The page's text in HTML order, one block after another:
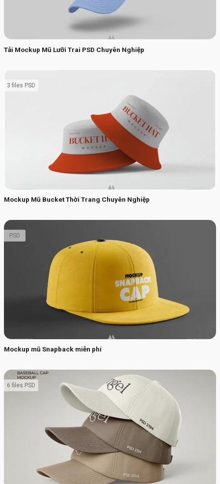
Tải Mockup Mũ Lưỡi Trai PSD Chuyên Nghiệp
Mockup Mũ Bucket Thời Trang Chuyên Nghiệp
3 files PSD
Mockup mũ Snapback miễn phí
PSD
6 files PSD